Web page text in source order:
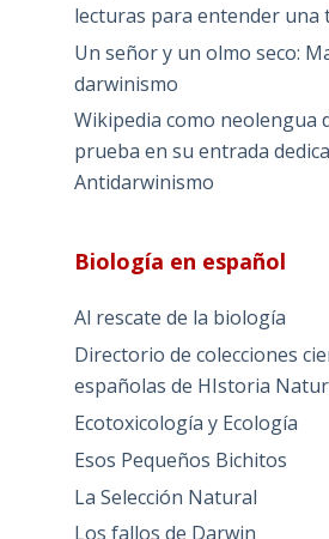
lecturas para entender una
Un señor y un olmo seco:
darwinismo
Wikipedia como neolengua
prueba en su entrada
Antidarwinismo
Biología en español
Al rescate de la biología
Directorio de colecciones
españolas de HIstoria
Ecotoxicología y Ecología
Esos Pequeños Bichitos
La Selección Natural
Los fallos de Darwin